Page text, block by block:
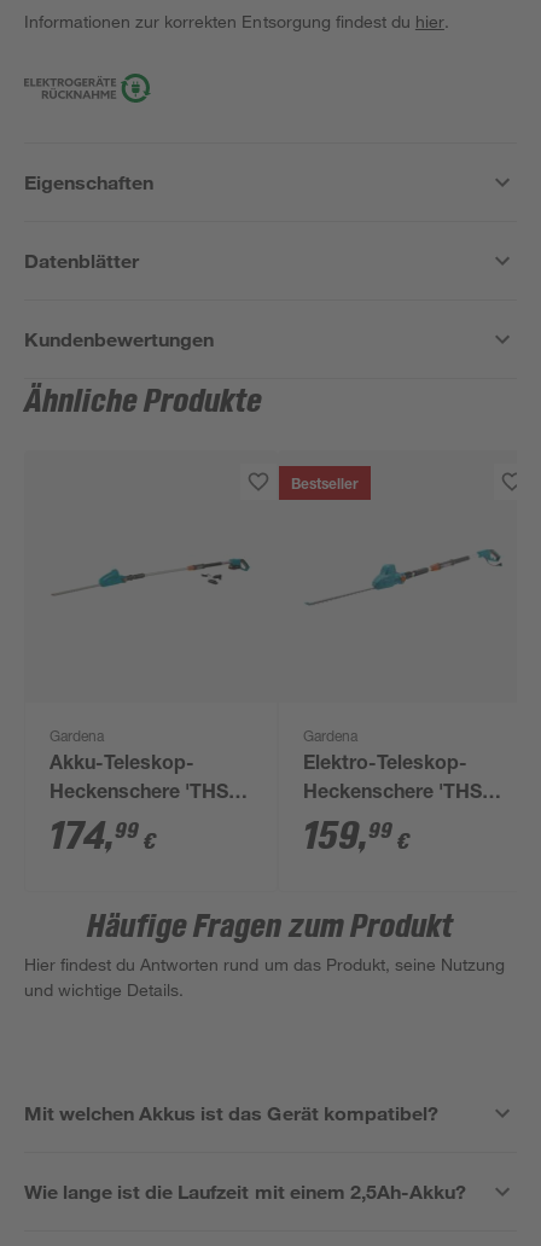
Informationen zur korrekten Entsorgung findest du hier.
Eigenschaften
Datenblätter
Kundenbewertungen
Ähnliche Produkte
Gardena
Akku-Teleskop-
Heckenschere 'THS
42/18V Power4All' mit
Akku
174,99 €
Bestseller
Gardena
Elektro-Teleskop-
Heckenschere 'THS
500/48' bis zu 3,5 m
500 W
159,99 €
Häufige Fragen zum Produkt
Hier findest du Antworten rund um das Produkt, seine Nutzung
und wichtige Details.
Mit welchen Akkus ist das Gerät kompatibel?
Wie lange ist die Laufzeit mit einem 2,5Ah-Akku?